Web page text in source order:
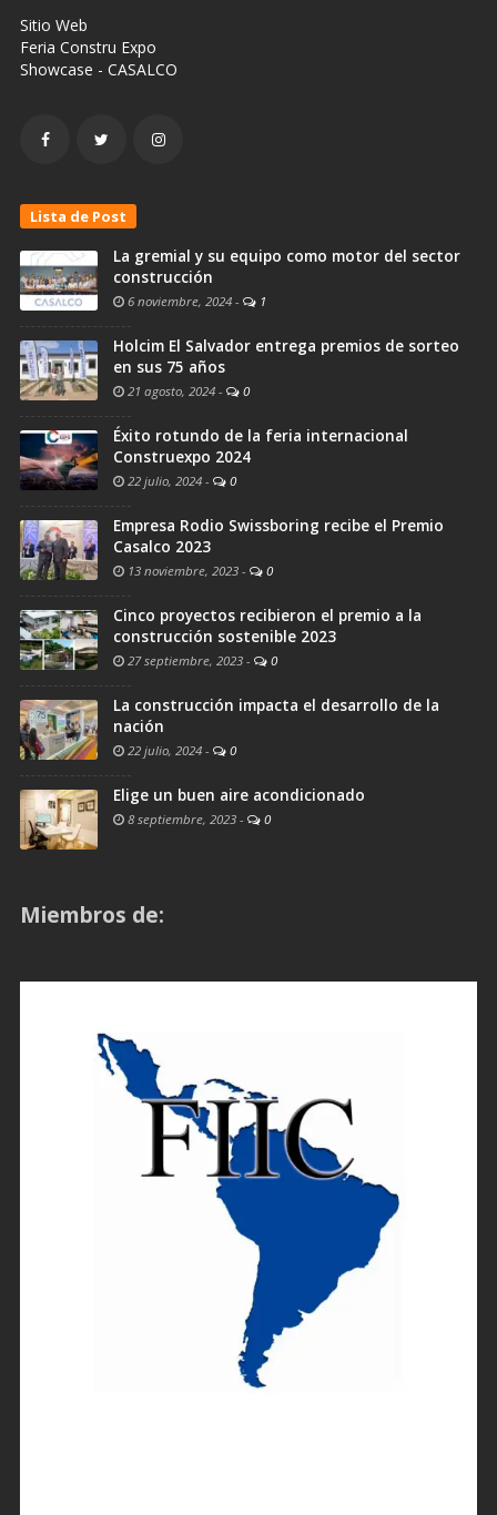
Sitio Web
Feria Constru Expo
Showcase - CASALCO
Lista de Post
La gremial y su equipo como motor del sector
construcción
6 noviembre, 2024 - 1
Holcim El Salvador entrega premios de sorteo
en sus 75 años
21 agosto, 2024 - 0
Éxito rotundo de la feria internacional
Construexpo 2024
22 julio, 2024 - 0
Empresa Rodio Swissboring recibe el Premio
Casalco 2023
13 noviembre, 2023 - 0
Cinco proyectos recibieron el premio a la
construcción sostenible 2023
27 septiembre, 2023 - 0
La construcción impacta el desarrollo de la
nación
22 julio, 2024 - 0
Elige un buen aire acondicionado
8 septiembre, 2023 - 0
Miembros de: